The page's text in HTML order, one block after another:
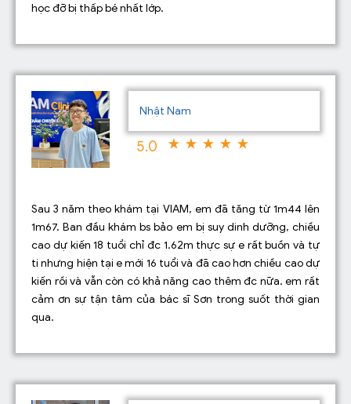
học đỡ bị thấp bé nhất lớp.
Nhật Nam
5.0
Sau 3 năm theo khám tại VIAM, em đã tăng từ 1m44 lên
1m67. Ban đầu khám bs bảo em bị suy dinh dưỡng, chiều
cao dự kiến 18 tuổi chỉ đc 1.62m thực sự e rất buồn và tự
ti nhưng hiện tại e mới 16 tuổi và đã cao hơn chiều cao dự
kiến rồi và vẫn còn có khả năng cao thêm đc nữa. em rất
cảm ơn sự tận tâm của bác sĩ Sơn trong suốt thời gian
qua.